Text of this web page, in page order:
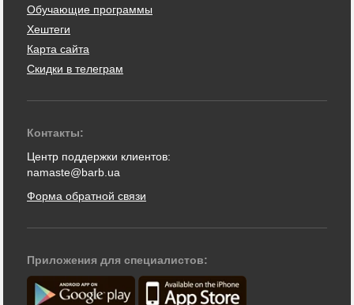
Обучающие программы
Хештеги
Карта сайта
Скидки в телеграм
Контакты:
Центр поддержки клиентов:
namaste@barb.ua
Форма обратной связи
Приложения для специалистов: